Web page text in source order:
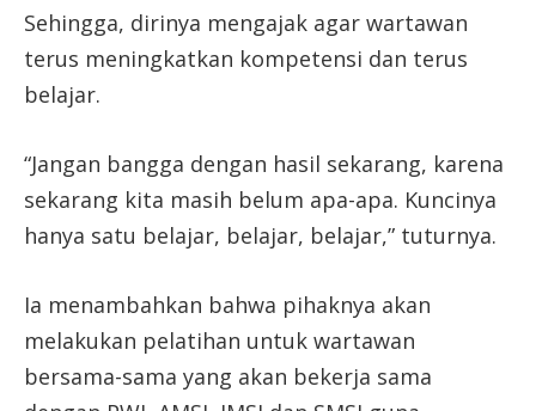
Sehingga, dirinya mengajak agar wartawan
terus meningkatkan kompetensi dan terus
belajar.
“Jangan bangga dengan hasil sekarang, karena
sekarang kita masih belum apa-apa. Kuncinya
hanya satu belajar, belajar, belajar,” tuturnya.
Ia menambahkan bahwa pihaknya akan
melakukan pelatihan untuk wartawan
bersama-sama yang akan bekerja sama